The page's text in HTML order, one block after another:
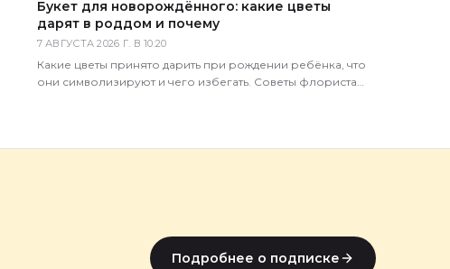
Букет для новорождённого: какие цветы
дарят в роддом и почему
7 АВГУСТА 2026 Г. В 10:20
Какие цветы принято дарить при рождении ребёнка, что
они символизируют и чего избегать. Советы флориста
Подробнее о подписке